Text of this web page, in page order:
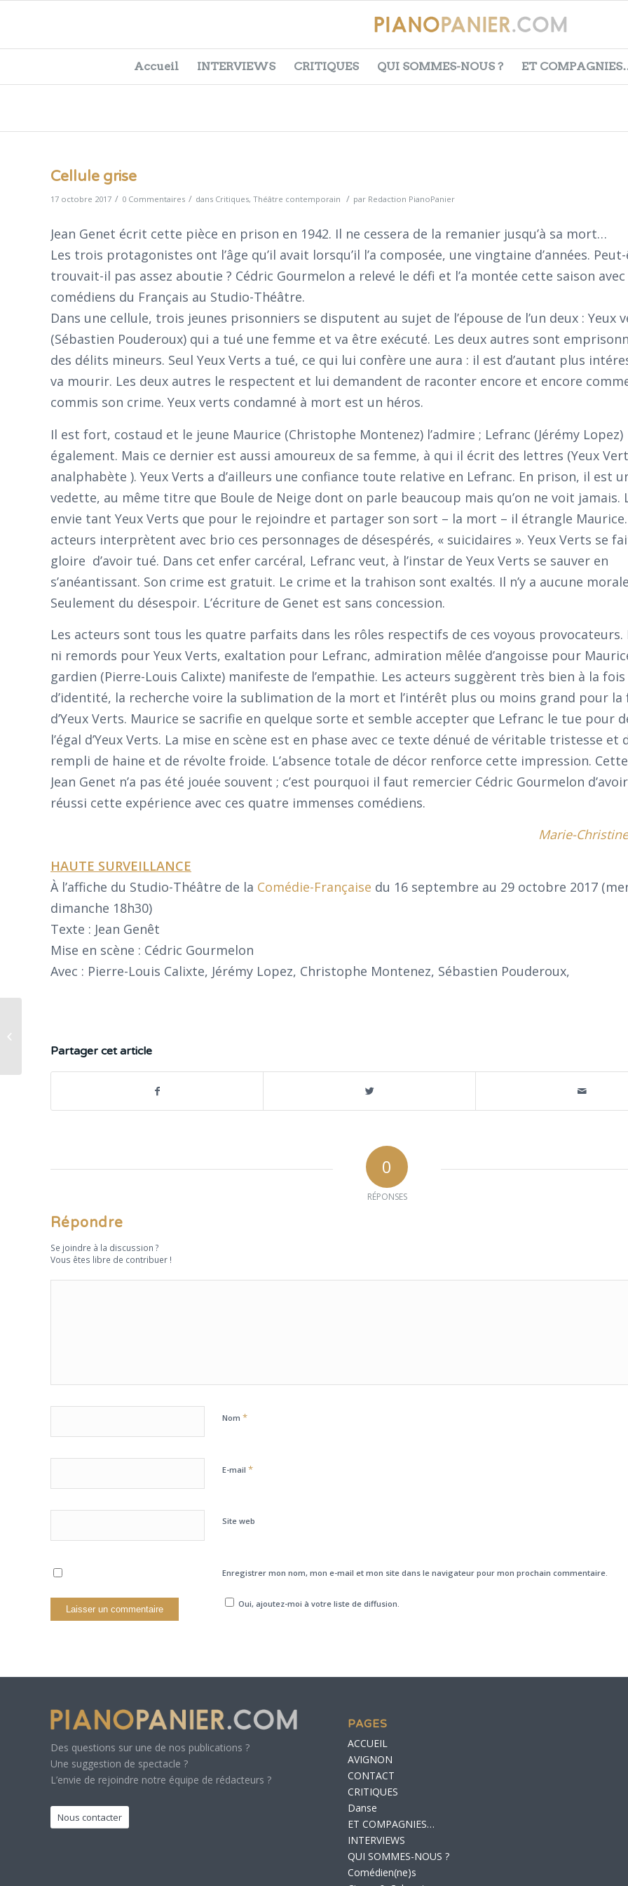
Accueil INTERVIEWS CRITIQUES QUI SOMMES-NOUS ? ET
Cellule grise
17 octobre 2017 / 0 Commentaires / dans Critiques, Théâtre contemporain / par Redaction PianoPanier
Jean Genet écrit cette pièce en prison en 1942. Il ne cessera de la remanier jusqu’à sa mort…
Les trois protagonistes ont l’âge qu’il avait lorsqu’il l’a composée, une vingtaine d’années.
trouvait-il pas assez aboutie ? Cédric Gourmelon a relevé le défi et l’a montée cette saison
comédiens du Français au Studio-Théâtre.
Dans une cellule, trois jeunes prisonniers se disputent au sujet de l’épouse de l’un deux : Yeux
(Sébastien Pouderoux) qui a tué une femme et va être exécuté. Les deux autres sont
des délits mineurs. Seul Yeux Verts a tué, ce qui lui confère une aura : il est d’autant plus
va mourir. Les deux autres le respectent et lui demandent de raconter encore et encore
commis son crime. Yeux verts condamné à mort est un héros.
Il est fort, costaud et le jeune Maurice (Christophe Montenez) l’admire ; Lefranc (Jérémy Lopez)
également. Mais ce dernier est aussi amoureux de sa femme, à qui il écrit des lettres (Yeux
analphabète ). Yeux Verts a d’ailleurs une confiance toute relative en Lefranc. En prison, il est
vedette, au même titre que Boule de Neige dont on parle beaucoup mais qu’on ne voit jamais.
envie tant Yeux Verts que pour le rejoindre et partager son sort – la mort – il étrangle Maurice.
acteurs interprètent avec brio ces personnages de désespérés, « suicidaires ». Yeux Verts se
gloire d’avoir tué. Dans cet enfer carcéral, Lefranc veut, à l’instar de Yeux Verts se sauver en
s’anéantissant. Son crime est gratuit. Le crime et la trahison sont exaltés. Il n’y a aucune
Seulement du désespoir. L’écriture de Genet est sans concession.
Les acteurs sont tous les quatre parfaits dans les rôles respectifs de ces voyous
ni remords pour Yeux Verts, exaltation pour Lefranc, admiration mêlée d’angoisse pour
gardien (Pierre-Louis Calixte) manifeste de l’empathie. Les acteurs suggèrent très bien à la
d’identité, la recherche voire la sublimation de la mort et l’intérêt plus ou moins grand pour la
d’Yeux Verts. Maurice se sacrifie en quelque sorte et semble accepter que Lefranc le tue pour
l’égal d’Yeux Verts. La mise en scène est en phase avec ce texte dénué de véritable tristesse et
rempli de haine et de révolte froide. L’absence totale de décor renforce cette impression.
Jean Genet n’a pas été jouée souvent ; c’est pourquoi il faut remercier Cédric Gourmelon
réussi cette expérience avec ces quatre immenses comédiens.
Marie-
HAUTE SURVEILLANCE
À l’affiche du Studio-Théâtre de la Comédie-Française du 16 septembre au 29 octobre 2017
dimanche 18h30)
Texte : Jean Genêt
Mise en scène : Cédric Gourmelon
Avec : Pierre-Louis Calixte, Jérémy Lopez, Christophe Montenez, Sébastien Pouderoux,
Partager cet article
0
RÉPONSES
Répondre
Se joindre à la discussion ?
Vous êtes libre de contribuer !
Nom *
E-mail *
Site web
Enregistrer mon nom, mon e-mail et mon site dans le navigateur pour mon prochain commentaire.
Oui, ajoutez-moi à votre liste de diffusion.
Des questions sur une de nos publications ?
Une suggestion de spectacle ?
L’envie de rejoindre notre équipe de rédacteurs ?
Nous contacter
PAGES
ACCUEIL
AVIGNON
CONTACT
CRITIQUES
Danse
ET COMPAGNIES…
INTERVIEWS
QUI SOMMES-NOUS ?
Comédien(ne)s
Lucie Digout